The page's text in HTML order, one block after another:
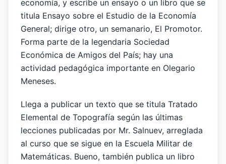
economía, y escribe un ensayo o un libro que se
titula Ensayo sobre el Estudio de la Economía
General; dirige otro, un semanario, El Promotor.
Forma parte de la legendaria Sociedad
Económica de Amigos del País; hay una
actividad pedagógica importante en Olegario
Meneses.
Llega a publicar un texto que se titula Tratado
Elemental de Topografía según las últimas
lecciones publicadas por Mr. Salnuev, arreglada
al curso que se sigue en la Escuela Militar de
Matemáticas. Bueno, también publica un libro